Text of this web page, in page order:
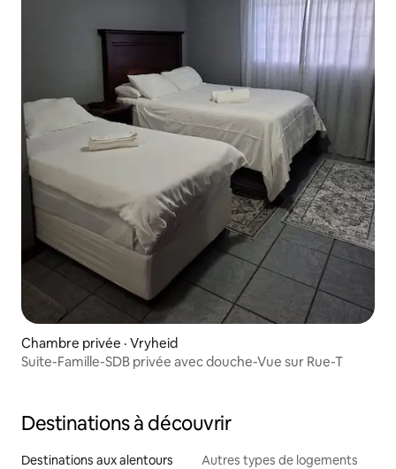
Chambre privée · Vryheid
Suite-Famille-SDB privée avec douche-Vue sur Rue-T
Destinations à découvrir
Destinations aux alentours Autres types de logements